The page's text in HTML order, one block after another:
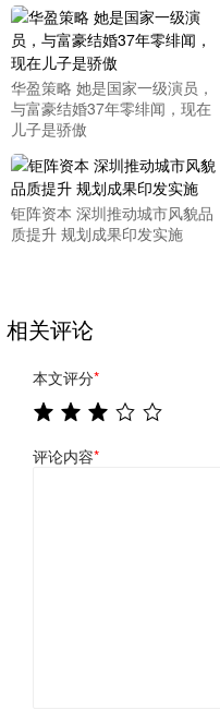
华盈策略 她是国家一级演员，
与富豪结婚37年零绯闻，现在
儿子是骄傲
钜阵资本 深圳推动城市风貌品
质提升 规划成果印发实施
相关评论
本文评分*
评论内容*